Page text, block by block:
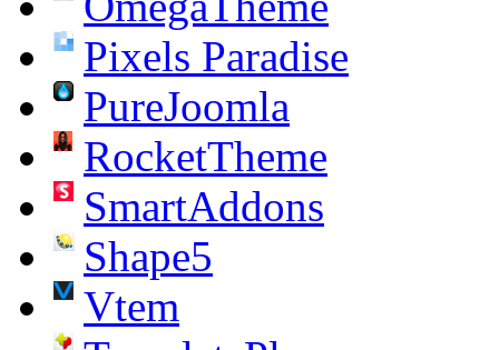
Pixels Paradise
PureJoomla
RocketTheme
SmartAddons
Shape5
Vtem